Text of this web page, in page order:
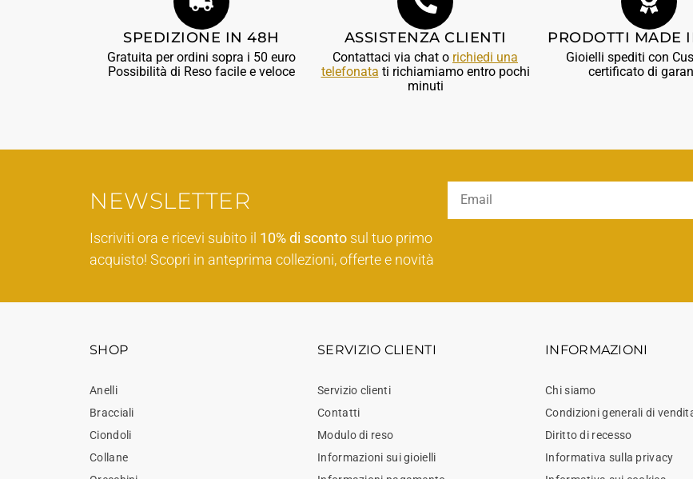
SPEDIZIONE IN 48H
Gratuita per ordini sopra i 50 euro
Possibilità di Reso facile e veloce
ASSISTENZA CLIENTI
Contattaci via chat o richiedi una
telefonata ti richiamiamo entro pochi
minuti
PRODOTTI MADE
Gioielli spediti con
certificato di
NEWSLETTER
Iscriviti ora e ricevi subito il 10% di sconto sul tuo primo
acquisto! Scopri in anteprima collezioni, offerte e novità
SHOP
Anelli
Bracciali
Ciondoli
Collane
SERVIZIO CLIENTI
Servizio clienti
Contatti
Modulo di reso
Informazioni sui gioielli
INFORMAZIONI
Chi siamo
Condizioni generali di
Diritto di recesso
Informativa sulla privacy